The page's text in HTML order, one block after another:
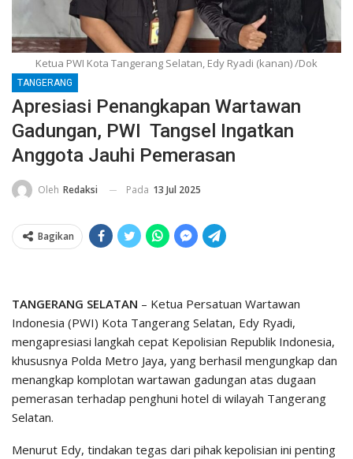
Ketua PWI Kota Tangerang Selatan, Edy Ryadi (kanan) /Dok
TANGERANG
Apresiasi Penangkapan Wartawan
Gadungan, PWI Tangsel Ingatkan
Anggota Jauhi Pemerasan
Oleh Redaksi Pada 13 Jul 2025
Bagikan
TANGERANG SELATAN – Ketua Persatuan Wartawan
Indonesia (PWI) Kota Tangerang Selatan, Edy Ryadi,
mengapresiasi langkah cepat Kepolisian Republik Indonesia,
khususnya Polda Metro Jaya, yang berhasil mengungkap dan
menangkap komplotan wartawan gadungan atas dugaan
pemerasan terhadap penghuni hotel di wilayah Tangerang
Selatan.
Menurut Edy, tindakan tegas dari pihak kepolisian ini penting